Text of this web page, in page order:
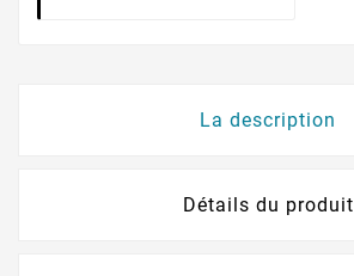
La description
Détails du produit